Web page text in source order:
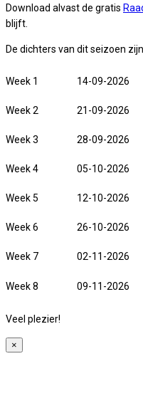
Download alvast de gratis
blijft.
De dichters van dit seizoen
Week 1 14-09-2026
Week 2 21-09-2026
Week 3 28-09-2026
Week 4 05-10-2026
Week 5 12-10-2026
Week 6 26-10-2026
Week 7 02-11-2026
Week 8 09-11-2026
Veel plezier!
×